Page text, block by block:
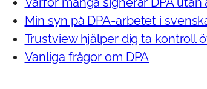
Min syn på DPA-arbetet i
Trustview hjälper dig ta kontroll
Vanliga frågor om DPA